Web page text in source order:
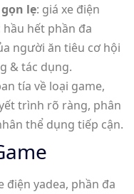
lẹ: giá xe điện
hết phần đa
người ăn tiêu cơ hội
& tác dụng.
tía về loại game,
trình rõ ràng, phân
thể dụng tiếp cận.
điện yadea, phần đa